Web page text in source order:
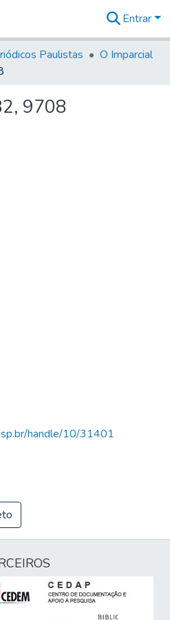
na
Entrar
Paulistas
O Imparcial
9708
handle/10/31401